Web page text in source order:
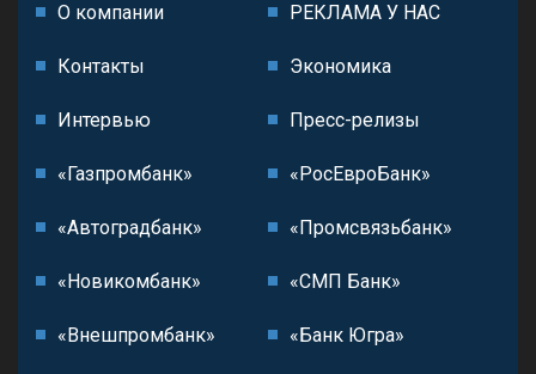
О компании РЕКЛАМА У НАС
Контакты Экономика
Интервью Пресс-релизы
«Газпромбанк» «РосЕвроБанк»
«Автоградбанк» «Промсвязьбанк»
«Новикомбанк» «СМП Банк»
«Внешпромбанк» «Банк Югра»